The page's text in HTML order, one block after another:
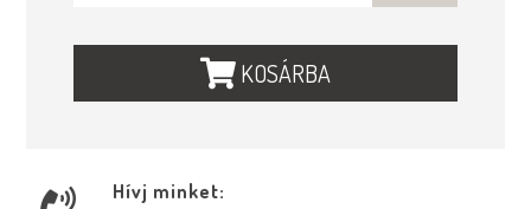
KOSÁRBA
Hívj minket: